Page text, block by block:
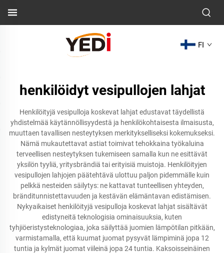
FI
henkilöidyt vesipullojen lahjat
Henkilöityjä vesipulloja koskevat lahjat edustavat täydellistä
yhdistelmää käytännöllisyydestä ja henkilökohtaisesta ilmaisusta,
muuttaen tavallisen nesteytyksen merkitykselliseksi kokemukseksi.
Nämä mukautettavat astiat toimivat tehokkaina työkaluina
terveellisen nesteytyksen tukemiseen samalla kun ne esittävät
yksilön tyyliä, yritysbrändiä tai erityisiä muistoja. Henkilöityjen
vesipullojen lahjojen päätehtävä ulottuu paljon pidemmälle kuin
pelkkä nesteiden säilytys: ne kattavat tunteellisen yhteyden,
bränditunnistettavuuden ja kestävän elämäntavan edistämisen.
Nykyaikaiset henkilöityjä vesipulloja koskevat lahjat sisältävät
edistyneitä teknologisia ominaisuuksia, kuten
tyhjiöeristysteknologiaa, joka säilyttää juomien lämpötilan pitkään,
varmistamalla, että kuumat juomat pysyvät lämpiminä jopa 12
tuntia ja kylmät juomat viileinä jopa 24 tuntia. Kaksoisseinäinen